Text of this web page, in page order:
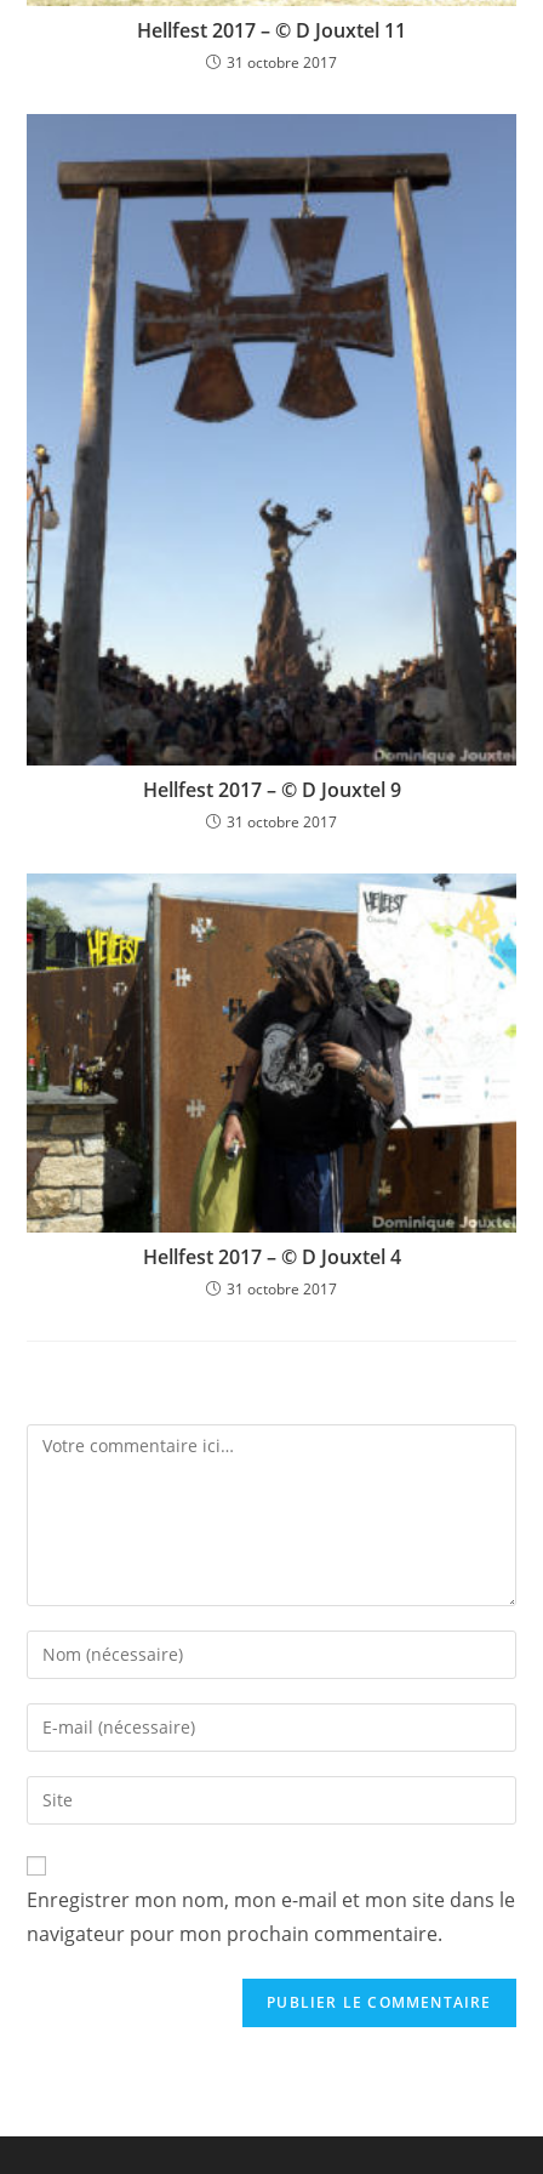
Hellfest 2017 – © D Jouxtel 11
31 octobre 2017
Hellfest 2017 – © D Jouxtel 9
31 octobre 2017
Hellfest 2017 – © D Jouxtel 4
31 octobre 2017
Comment
Enter
your
name
comment
Enter
your
email
address
comment
Saisir
l’URL
de
votre
site
(facultatif)
Enregistrer mon nom, mon e-mail et mon site dans le
navigateur pour mon prochain commentaire.